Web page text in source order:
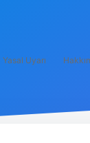
Yasal Uyarı